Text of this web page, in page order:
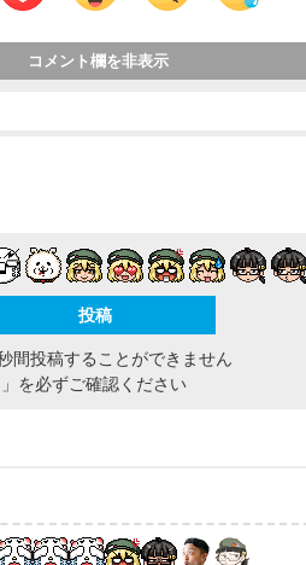
コメント欄を非表示
間投稿することができません
を必ずご確認ください